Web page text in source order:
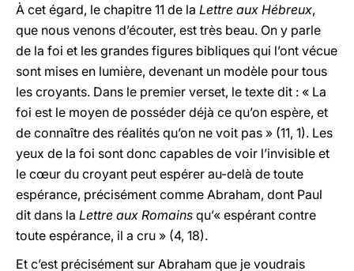
À cet égard, le chapitre 11 de la Lettre aux Hébreux,
que nous venons d’écouter, est très beau. On y parle
de la foi et les grandes figures bibliques qui l’ont vécue
sont mises en lumière, devenant un modèle pour tous
les croyants. Dans le premier verset, le texte dit : « La
foi est le moyen de posséder déjà ce qu’on espère, et
de connaître des réalités qu’on ne voit pas » (11, 1). Les
yeux de la foi sont donc capables de voir l’invisible et
le cœur du croyant peut espérer au-delà de toute
espérance, précisément comme Abraham, dont Paul
dit dans la Lettre aux Romains qu’« espérant contre
toute espérance, il a cru » (4, 18).
Et c’est précisément sur Abraham que je voudrais